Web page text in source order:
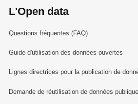
L'Open data
Questions fréquentes (FAQ)
Guide d'utilisation des données ouvertes
Lignes directrices pour la publication de
Demande de réutilisation de données